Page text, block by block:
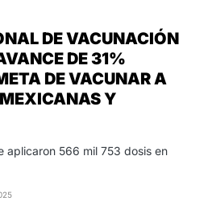
DE VACUNACIÓN
DE 31%
DE VACUNAR A
Y
aplicaron 566 mil 753 dosis en